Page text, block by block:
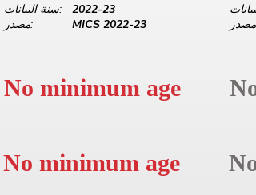
سنة البيانات:
2022-23
مصدر:
MICS 2022-23
No minimum age
No minimum age